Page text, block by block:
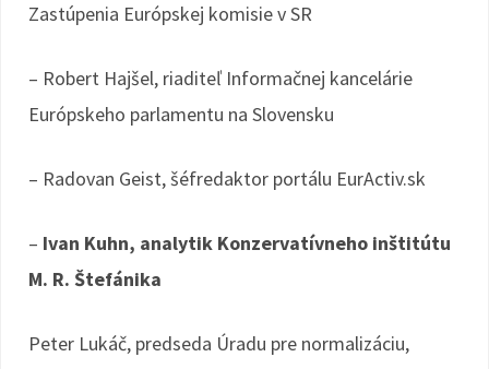
Zastúpenia Európskej komisie v SR
– Robert Hajšel, riaditeľ Informačnej kancelárie
Európskeho parlamentu na Slovensku
– Radovan Geist, šéfredaktor portálu EurActiv.sk
– Ivan Kuhn, analytik Konzervatívneho inštitútu
M. R. Štefánika
Peter Lukáč, predseda Úradu pre normalizáciu,